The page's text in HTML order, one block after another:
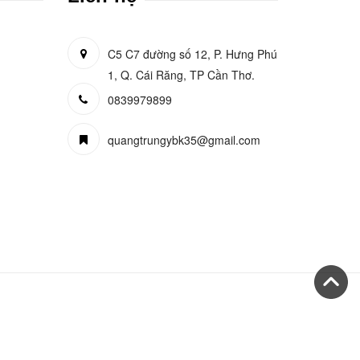
C5 C7 đường số 12, P. Hưng Phú
1, Q. Cái Răng, TP Cần Thơ.
0839979899
quangtrungybk35@gmail.com